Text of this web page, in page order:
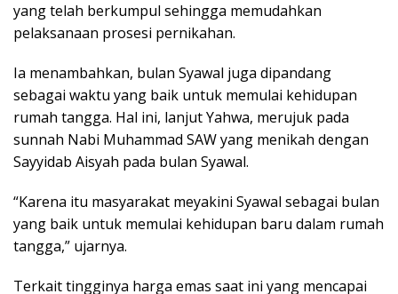
yang telah berkumpul sehingga memudahkan
pelaksanaan prosesi pernikahan.
Ia menambahkan, bulan Syawal juga dipandang
sebagai waktu yang baik untuk memulai kehidupan
rumah tangga. Hal ini, lanjut Yahwa, merujuk pada
sunnah Nabi Muhammad SAW yang menikah dengan
Sayyidab Aisyah pada bulan Syawal.
“Karena itu masyarakat meyakini Syawal sebagai bulan
yang baik untuk memulai kehidupan baru dalam rumah
tangga,” ujarnya.
Terkait tingginya harga emas saat ini yang mencapai